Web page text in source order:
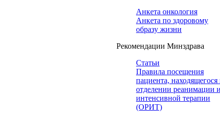
Анкета онкология
Анкета по здоровому
образу жизни
Рекомендации Минздрава
Статьи
Правила посещения
пациента, находящегося
отделении реанимации и
интенсивной терапии
(ОРИТ)